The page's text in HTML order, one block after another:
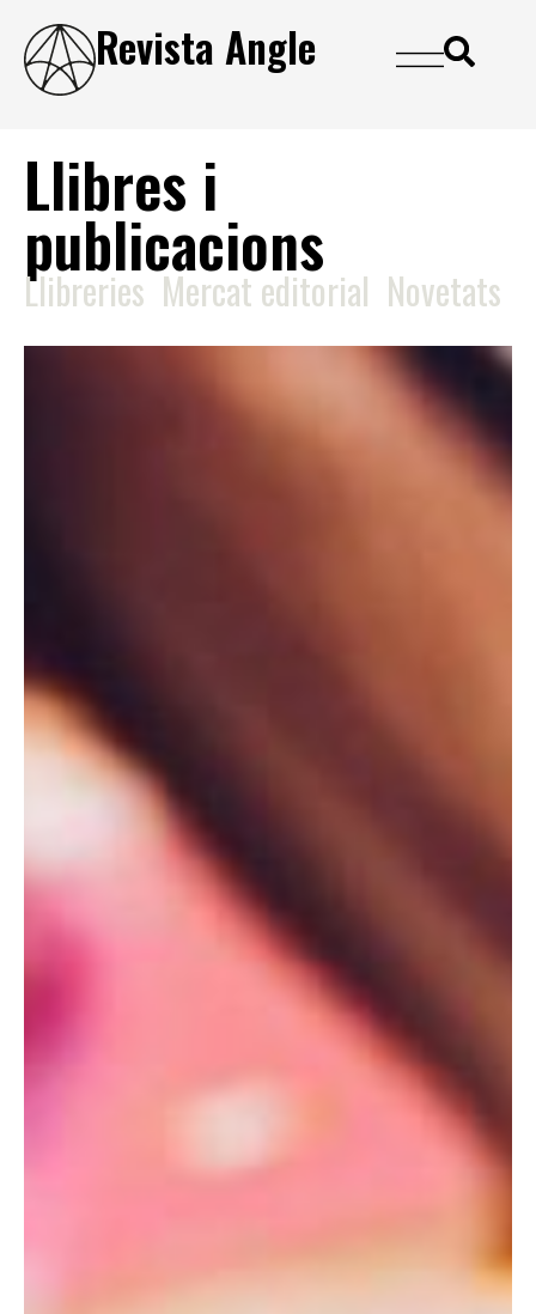
Revista Angle
Llibres i
publicacions
Llibreries Mercat editorial Novetats